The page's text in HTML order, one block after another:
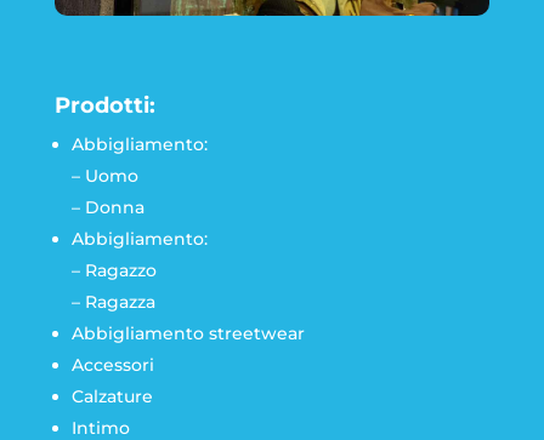
Prodotti:
Abbigliamento:
– Uomo
– Donna
Abbigliamento:
– Ragazzo
– Ragazza
Abbigliamento streetwear
Accessori
Calzature
Intimo